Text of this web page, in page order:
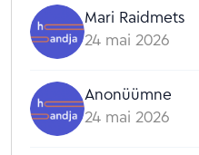
Mari Raidmets
24 mai 2026
Anonüümne
24 mai 2026